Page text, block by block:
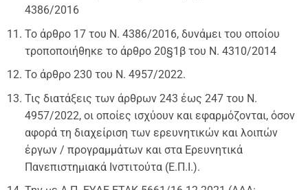
4386/2016
Το άρθρο 17 του Ν. 4386/2016, δυνάμει του οποίου
τροποποιήθηκε το άρθρο 20§1β του Ν. 4310/2014
Το άρθρο 230 του Ν. 4957/2022.
Τις διατάξεις των άρθρων 243 έως 247 του Ν.
4957/2022, οι οποίες ισχύουν και εφαρμόζονται, όσον
αφορά τη διαχείριση των ερευνητικών και λοιπών
έργων / προγραμμάτων και στα Ερευνητικά
Πανεπιστημιακά Ινστιτούτα (Ε.Π.Ι.).